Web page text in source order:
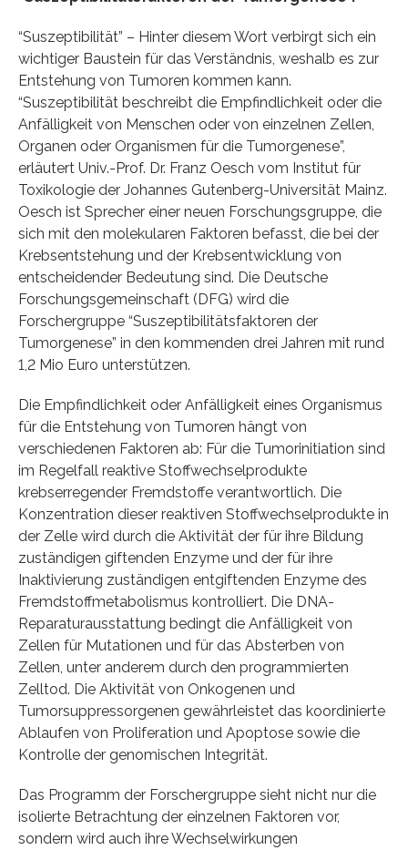
“Suszeptibilität” – Hinter diesem Wort verbirgt sich ein
wichtiger Baustein für das Verständnis, weshalb es zur
Entstehung von Tumoren kommen kann.
“Suszeptibilität beschreibt die Empfindlichkeit oder die
Anfälligkeit von Menschen oder von einzelnen Zellen,
Organen oder Organismen für die Tumorgenese”,
erläutert Univ.-Prof. Dr. Franz Oesch vom Institut für
Toxikologie der Johannes Gutenberg-Universität Mainz.
Oesch ist Sprecher einer neuen Forschungsgruppe, die
sich mit den molekularen Faktoren befasst, die bei der
Krebsentstehung und der Krebsentwicklung von
entscheidender Bedeutung sind. Die Deutsche
Forschungsgemeinschaft (DFG) wird die
Forschergruppe “Suszeptibilitätsfaktoren der
Tumorgenese” in den kommenden drei Jahren mit rund
1,2 Mio Euro unterstützen.
Die Empfindlichkeit oder Anfälligkeit eines Organismus
für die Entstehung von Tumoren hängt von
verschiedenen Faktoren ab: Für die Tumorinitiation sind
im Regelfall reaktive Stoffwechselprodukte
krebserregender Fremdstoffe verantwortlich. Die
Konzentration dieser reaktiven Stoffwechselprodukte in
der Zelle wird durch die Aktivität der für ihre Bildung
zuständigen giftenden Enzyme und der für ihre
Inaktivierung zuständigen entgiftenden Enzyme des
Fremdstoffmetabolismus kontrolliert. Die DNA-
Reparaturausstattung bedingt die Anfälligkeit von
Zellen für Mutationen und für das Absterben von
Zellen, unter anderem durch den programmierten
Zelltod. Die Aktivität von Onkogenen und
Tumorsuppressorgenen gewährleistet das koordinierte
Ablaufen von Proliferation und Apoptose sowie die
Kontrolle der genomischen Integrität.
Das Programm der Forschergruppe sieht nicht nur die
isolierte Betrachtung der einzelnen Faktoren vor,
sondern wird auch ihre Wechselwirkungen